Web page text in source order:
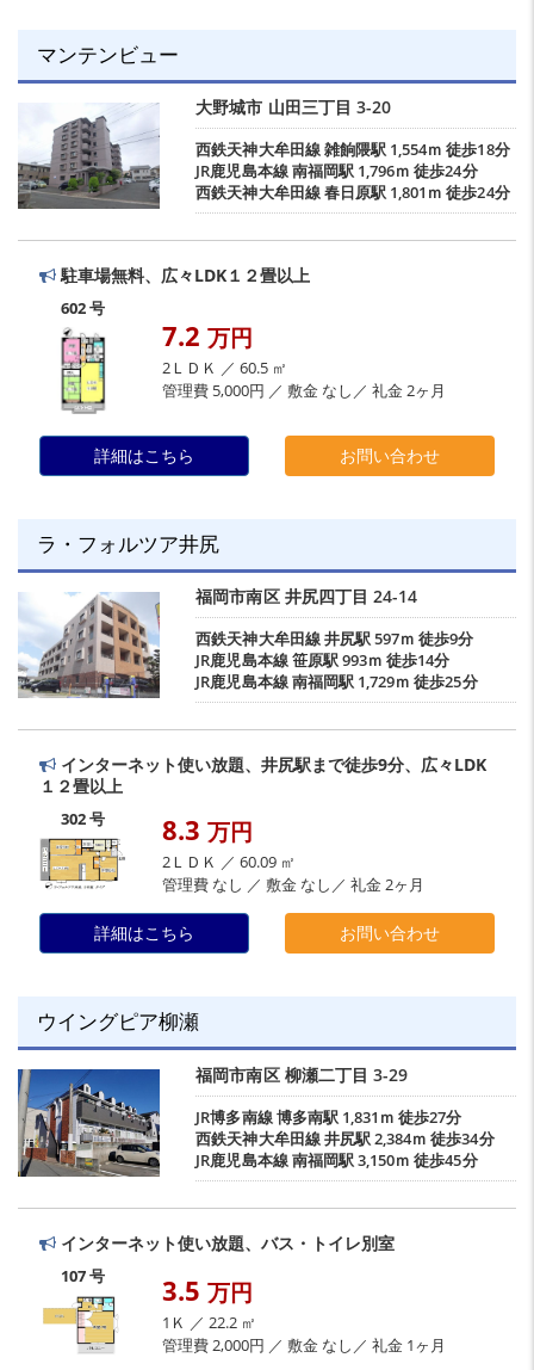
マンテンビュー
大野城市 山田三丁目 3-20
西鉄天神大牟田線雑餉隈駅1,554ｍ 徒歩18分
JR鹿児島本線南福岡駅1,796ｍ 徒歩24分
西鉄天神大牟田線春日原駅1,801ｍ 徒歩24分
駐車場無料、広々LDK１２畳以上
602 号
7.2 万円
2ＬＤＫ ／ 60.5 ㎡
管理費 5,000円 ／ 敷金 なし／ 礼金 2ヶ月
詳細はこちら お問い合わせ
ラ・フォルツア井尻
福岡市南区 井尻四丁目 24-14
西鉄天神大牟田線井尻駅597ｍ 徒歩9分
JR鹿児島本線笹原駅993ｍ 徒歩14分
JR鹿児島本線南福岡駅1,729ｍ 徒歩25分
インターネット使い放題、井尻駅まで徒歩9分、広々LDK
１２畳以上
302 号 8.3 万円
2ＬＤＫ ／ 60.09 ㎡
管理費 なし ／ 敷金 なし／ 礼金 2ヶ月
詳細はこちら お問い合わせ
ウイングピア柳瀬
福岡市南区 柳瀬二丁目 3-29
JR博多南線博多南駅1,831ｍ 徒歩27分
西鉄天神大牟田線井尻駅2,384ｍ 徒歩34分
JR鹿児島本線南福岡駅3,150ｍ 徒歩45分
インターネット使い放題、バス・トイレ別室
107 号 3.5 万円
1Ｋ ／ 22.2 ㎡
管理費 2,000円 ／ 敷金 なし／ 礼金 1ヶ月